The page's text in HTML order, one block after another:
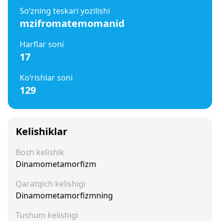
So‘zning teskari yozilishi
mzifromatemomanid
Harflar soni
17
Ko‘rishlar soni
129
Kelishiklar
Bosh kelishik
Dinamometamorfizm
Qaratqich kelishigi
Dinamometamorfizmning
Tushum kelishigi